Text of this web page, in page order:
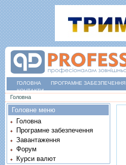
ГОЛОВНА ПРОГРАМНЕ ЗАБЕЗПЕЧЕННЯ
КОНТАКТИ
Ви є тут
Головна
Головне меню
Головна
Програмне забезпечення
Завантаження
Форум
Курси валют